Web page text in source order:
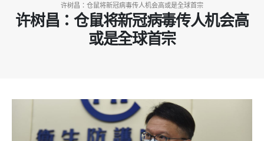
许树昌：仓鼠将新冠病毒传人机会高或是全球首宗
许树昌：仓鼠将新冠病毒传人机会高
或是全球首宗